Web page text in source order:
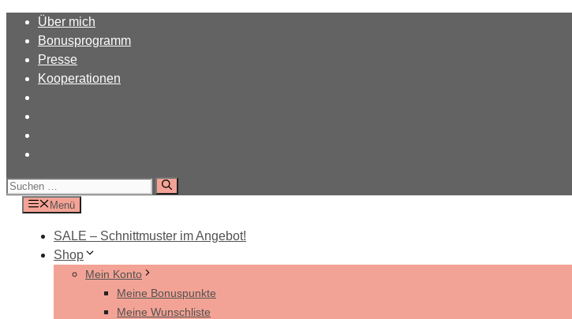
Zum
Inhalt
springen
Über mich
Bonusprogramm
Presse
Kooperationen
Suchen
nach:
Menü
SALE – Schnittmuster im Angebot!
Shop
Mein Konto
Meine Bonuspunkte
Meine Wunschliste